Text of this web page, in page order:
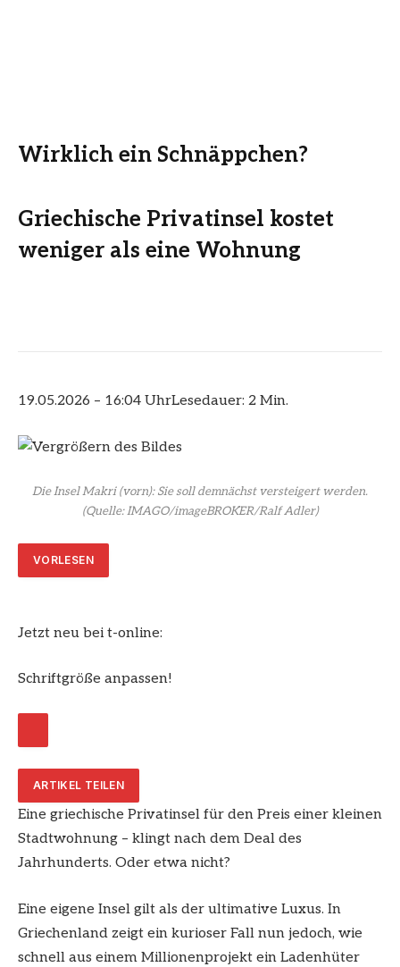
Wirklich ein Schnäppchen?
Griechische Privatinsel kostet
weniger als eine Wohnung
19.05.2026 – 16:04 UhrLesedauer: 2 Min.
Die Insel Makri (vorn): Sie soll demnächst versteigert werden.
(Quelle: IMAGO/imageBROKER/Ralf Adler)
VORLESEN
Jetzt neu bei t-online:
Schriftgröße anpassen!
ARTIKEL TEILEN
Eine griechische Privatinsel für den Preis einer kleinen
Stadtwohnung – klingt nach dem Deal des
Jahrhunderts. Oder etwa nicht?
Eine eigene Insel gilt als der ultimative Luxus. In
Griechenland zeigt ein kurioser Fall nun jedoch, wie
schnell aus einem Millionenprojekt ein Ladenhüter